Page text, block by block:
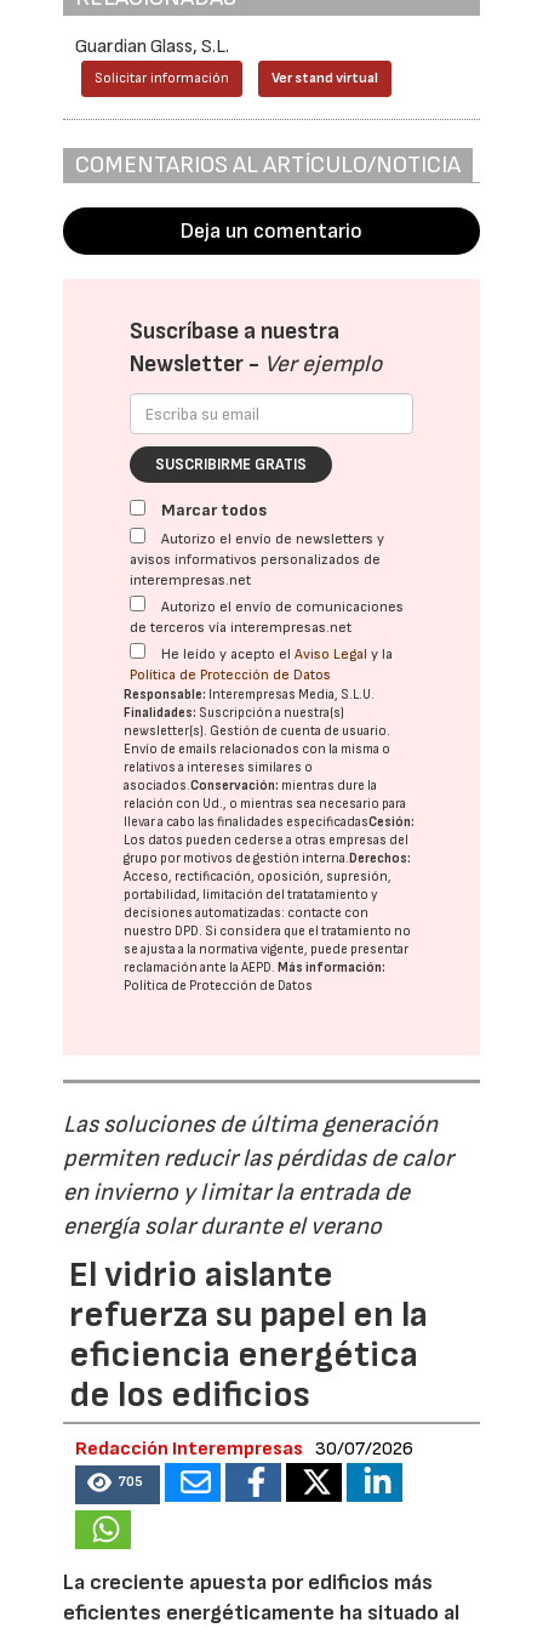
Guardian Glass, S.L.
Solicitar información Ver stand virtual
COMENTARIOS AL ARTÍCULO/NOTICIA
Deja un comentario
Suscríbase a nuestra
Newsletter - Ver ejemplo
SUSCRIBIRME GRATIS
Marcar todos
Autorizo el envío de newsletters y
avisos informativos personalizados de
interempresas.net
Autorizo el envío de comunicaciones
de terceros vía interempresas.net
He leído y acepto elAviso Legal y la
Política de Protección de Datos
Responsable: Interempresas Media, S.L.U.
Finalidades: Suscripción a nuestra(s)
newsletter(s). Gestión de cuenta de usuario.
Envío de emails relacionados con la misma o
relativos a intereses similares o
asociados.Conservación: mientras dure la
relación con Ud., o mientras sea necesario para
llevar a cabo las finalidades especificadasCesión:
Los datos pueden cederse a otras empresas del
grupo por motivos de gestión interna. Derechos:
Acceso, rectificación, oposición, supresión,
portabilidad, limitación del tratatamiento y
decisiones automatizadas: contacte con
nuestro DPD. Si considera que el tratamiento no
se ajusta a la normativa vigente, puede presentar
reclamación ante laAEPD. Más información:
Política de Protección de Datos
Las soluciones de última generación
permiten reducir las pérdidas de calor
en invierno y limitar la entrada de
energía solar durante el verano
El vidrio aislante
refuerza su papel en la
eficiencia energética
de los edificios
Redacción Interempresas 30/07/2026
705
La creciente apuesta por edificios más
eficientes energéticamente ha situado al